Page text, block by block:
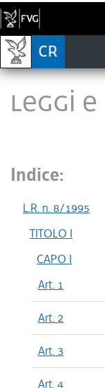
LEGGI
Indice:
L.R. n. 8/1995
TITOLO I
CAPO I
Art. 1
Art. 2
Art. 3
Art. 4